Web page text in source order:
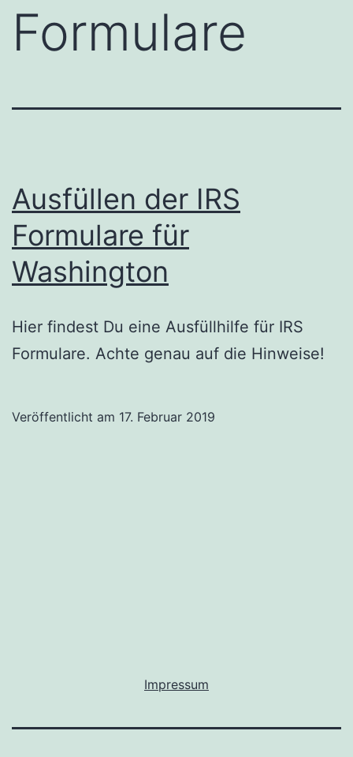
Formulare
Ausfüllen der IRS
Formulare für
Washington
Hier findest Du eine Ausfüllhilfe für IRS
Formulare. Achte genau auf die Hinweise!
Veröffentlicht am 17. Februar 2019
Impressum